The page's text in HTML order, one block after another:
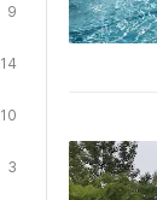
9
14
10
3